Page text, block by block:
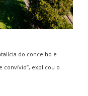
do concelho e
convívio”, explicou o